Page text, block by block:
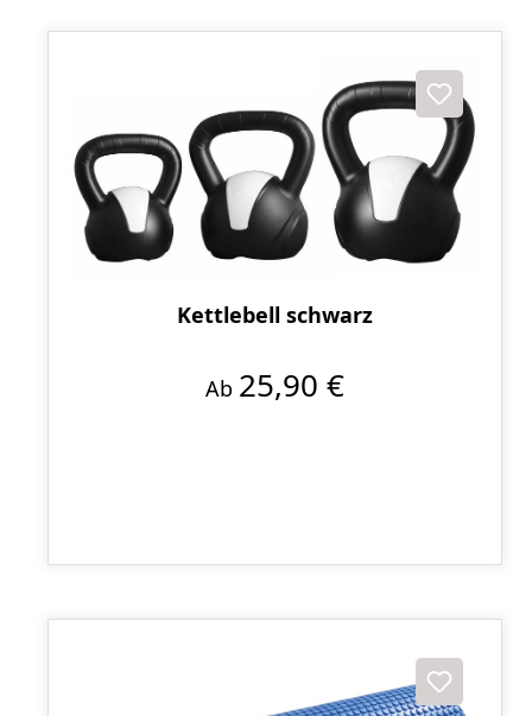
Kettlebell schwarz
Ab 25,90 €